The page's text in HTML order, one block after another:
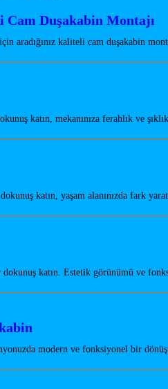
Duşakabin Montajı
aradığınız kaliteli cam duşakabin
katın, mekanınıza ferahlık ve
katın, yaşam alanınızda fark
katın. Estetik görünümü ve
modern ve fonksiyonel bir